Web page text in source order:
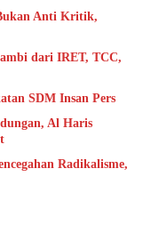
Anti Kritik,
dari IRET, TCC,
SDM Insan Pers
Al Haris
Radikalisme,